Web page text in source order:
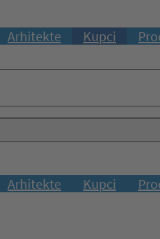
Arhitekte Kupci
Arhitekte Kupci